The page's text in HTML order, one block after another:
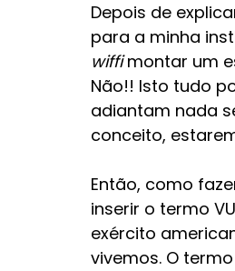
Depois de
para a minha
wiffi montar um
Não!! Isto tudo
adiantam nada
conceito,
Então, como
inserir o termo
exército
vivemos. O